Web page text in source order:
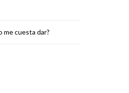
me cuesta dar?